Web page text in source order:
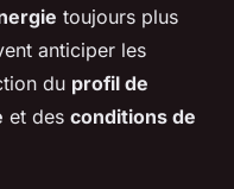
toujours plus
anticiper les
du profil de
et des conditions de